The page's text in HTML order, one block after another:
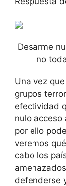
Desarme
no
Una vez
grupos
efectividad
nulo acceso
por ello
veremos
cabo los
defenderse